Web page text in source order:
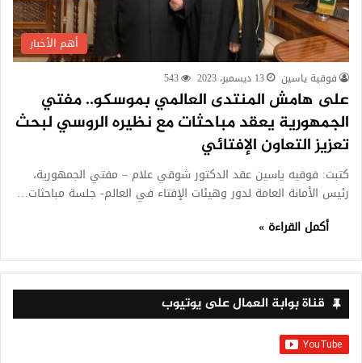
أهم الأخبار
فوقية ياسين 13 ديسمبر، 2023 543
على هامش المنتدى العالمي بموسكو.. مفتي
الجمهورية يعقد مباحثات مع نظيره الروسي لبحث
تعزيز التعاون الإفتائي
كتبت: فوقيه ياسين عقد الدكتور شوقي علام – مفتي الجمهورية،
رئيس الأمانة العامة لدور وهيئات الإفتاء في العالم- جلسة مباحثات…
أكمل القراءة »
قناة بوابة العمال على يوتيوب